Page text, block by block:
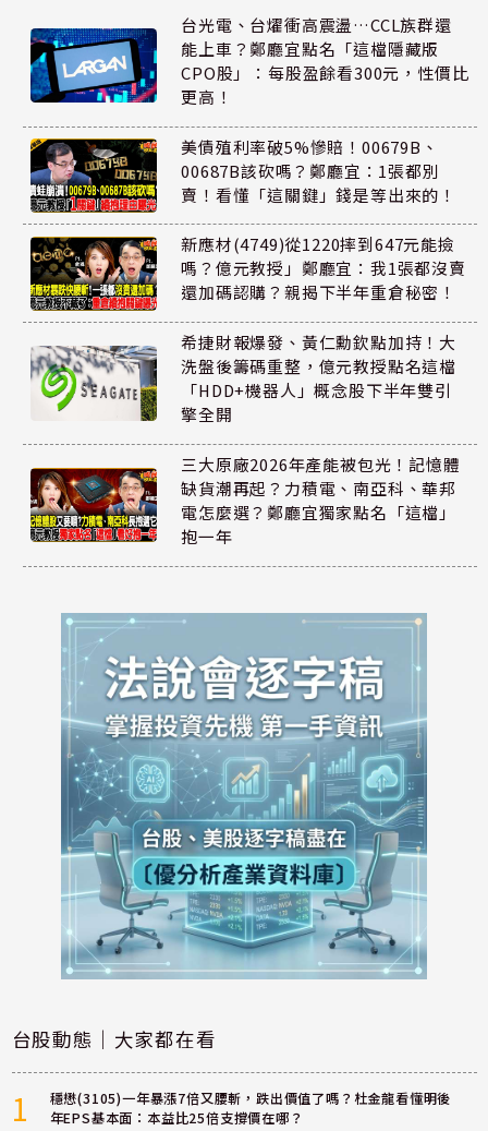
台光電、台燿衝高震盪…CCL族群還
能上車？鄭廳宜點名「這檔隱藏版
CPO股」：每股盈餘看300元，性價比
更高！
美債殖利率破5%慘賠！00679B、
00687B該砍嗎？鄭廳宜：1張都別
賣！看懂「這關鍵」錢是等出來的！
新應材(4749)從1220摔到647元能撿
嗎？億元教授」鄭廳宜：我1張都沒賣
還加碼認購？親揭下半年重倉秘密！
希捷財報爆發、黃仁勳欽點加持！大
洗盤後籌碼重整，億元教授點名這檔
「HDD+機器人」概念股下半年雙引
擎全開
三大原廠2026年產能被包光！記憶體
缺貨潮再起？力積電、南亞科、華邦
電怎麼選？鄭廳宜獨家點名「這檔」
抱一年
台股動態｜大家都在看
1
穩懋(3105)一年暴漲7倍又腰斬，跌出價值了嗎？杜金龍看懂明後
年EPS基本面：本益比25倍支撐價在哪？